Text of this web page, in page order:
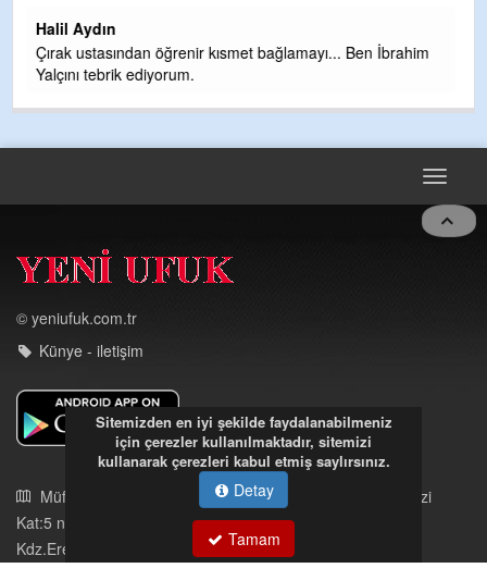
Toggle
© yeniufuk.com.tr
Künye - iletişim
Müftü Mahallesi Ateş Ahmet Sokak Cerrahoğlu İşmerkezi
03723121008
eregliyeniufuk@gmail.com
Sitemizden en iyi şekilde faydalanabilmeniz
için çerezler kullanılmaktadır, sitemizi
kullanarak çerezleri kabul etmiş saylırsınız.
Detay
Tamam